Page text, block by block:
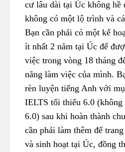
cư lâu dài tại Úc không hề
không có một lộ trình và
Bạn cần phải có một kế
ít nhất 2 năm tại Úc để
việc trong vòng 18 tháng
năng làm việc của mình.
rèn luyện tiếng Anh với
IELTS tối thiểu 6.0 (không
6.0) sau khi hoàn thành
cần phải làm thêm để
và sinh hoạt tại Úc, đồng